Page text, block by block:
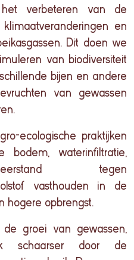
verbeteren van de
en
Dit doen we
van biodiversiteit
bijen en andere
van gewassen
ecologische praktijken
waterinfiltratie,
tegen
vasthouden in de
hogere opbrengst.
groei van gewassen,
schaarser door de